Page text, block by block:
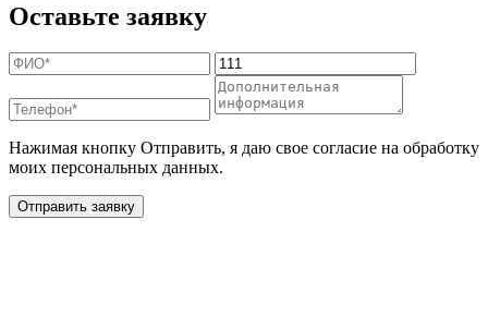
Оставьте заявку
Нажимая кнопку Отправить, я даю свое согласие на обработку
моих персональных данных.
Отправить заявку